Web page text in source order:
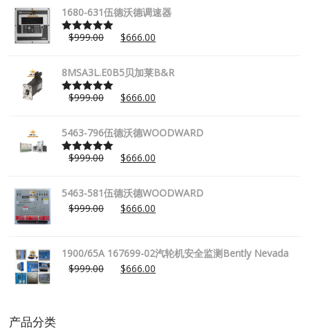
1680-631伍德沃德调速器
Rated5.00
$999.00 $666.00
8MSA3L.E0B5贝加莱B&R
Rated5.00
$999.00 $666.00
5463-796伍德沃德WOODWARD
Rated5.00
$999.00 $666.00
5463-581伍德沃德WOODWARD
$999.00 $666.00
1900/65A 167699-02汽轮机安全监测Bently Nevada
$999.00 $666.00
产品分类